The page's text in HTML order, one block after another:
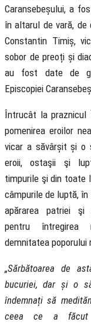
Caransebeșului, a
în altarul de vară, de
Constantin Timiș,
sobor de preoți și
au fost date de
Episcopiei
Întrucât la praznicul
pomenirea eroilor
vicar a săvârșit și o
eroii, ostaşii şi
timpurile şi din toate
câmpurile de luptă,
apărarea patriei şi
pentru întregirea
demnitatea poporului
„Sărbătoarea de
bucuriei, dar și o
îndemnați să
ceea ce a făcut